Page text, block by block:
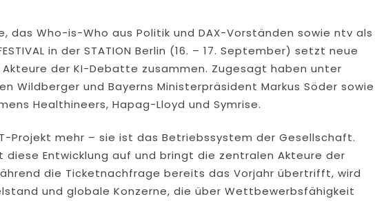
das Who-is-Who aus Politik und DAX-Vorständen sowie ntv als
in der STATION Berlin (16. – 17. September) setzt neue
der KI-Debatte zusammen. Zugesagt haben unter
Wildberger und Bayerns Ministerpräsident Markus Söder sowie
Healthineers, Hapag-Lloyd und Symrise.
Projekt mehr – sie ist das Betriebssystem der Gesellschaft.
diese Entwicklung auf und bringt die zentralen Akteure der
die Ticketnachfrage bereits das Vorjahr übertrifft, wird
und globale Konzerne, die über Wettbewerbsfähigkeit